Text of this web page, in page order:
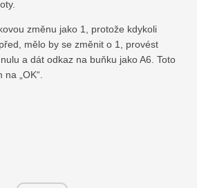
změnu jako 1, protože kdykoli
mělo by se změnit o 1, provést
a dát odkaz na buňku jako A6. Toto
„OK“.